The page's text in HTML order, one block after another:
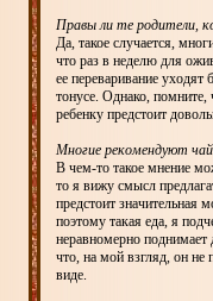
Правы ли те родители,
Да, такое случается,
что раз в неделю для
ее переваривание
тонусе. Однако, помните,
ребенку предстоит
Многие рекомендуют
В чем-то такое мнение
то я вижу смысл
предстоит значительная
поэтому такая еда, я
неравномерно поднимает
что, на мой взгляд, он не
виде.